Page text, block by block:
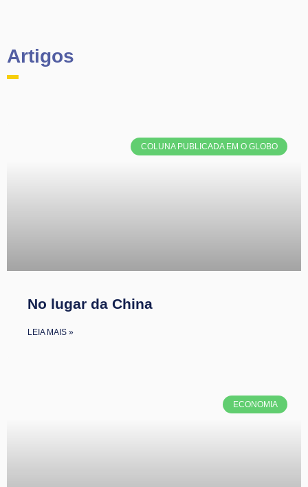
Artigos
COLUNA PUBLICADA EM O GLOBO
No lugar da China
LEIA MAIS »
ECONOMIA